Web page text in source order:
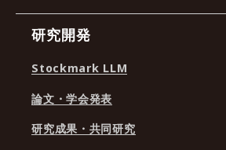
研究開発
Stockmark LLM
論文・学会発表
研究成果・共同研究